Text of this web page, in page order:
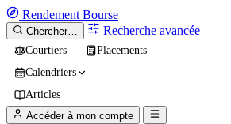
Rendement Bourse
Chercher… Recherche avancée
Courtiers
Placements
Calendriers
Articles
Accéder à mon compte